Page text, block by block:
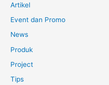
Artikel
Event dan Promo
News
Produk
Project
Tips